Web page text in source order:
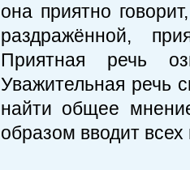
она приятно
раздражённой,
Приятная речь
Уважительная речь
найти общее
образом вводит